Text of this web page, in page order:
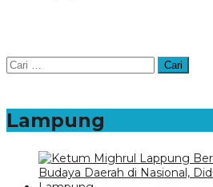
Cari
untuk:
Lampung